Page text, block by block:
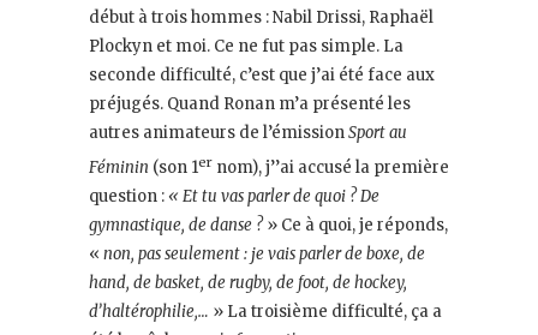
début à trois hommes : Nabil Drissi, Raphaël
Plockyn et moi. Ce ne fut pas simple. La
seconde difficulté, c’est que j’ai été face aux
préjugés. Quand Ronan m’a présenté les
autres animateurs de l’émissionSport au
Féminin (son 1er nom), j’’ai accusé la première
question :« Et tu vas parler de quoi ? De
gymnastique, de danse ?» Ce à quoi, je réponds,
« non, pas seulement : je vais parler de boxe, de
hand, de basket, de rugby, de foot, de hockey,
d’haltérophilie,… » La troisième difficulté, ça a